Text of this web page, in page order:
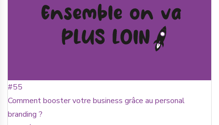
#55
Comment booster votre business grâce au personal
branding ?